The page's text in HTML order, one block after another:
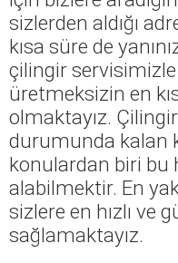
sizlerden aldığı
kısa süre de
çilingir
üretmeksizin en
olmaktayız.
durumunda kalan
konulardan biri bu
alabilmektir. En
sizlere en hızlı ve
sağlamaktayız.